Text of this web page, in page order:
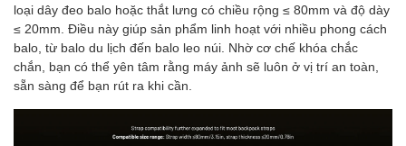
loại dây đeo balo hoặc thắt lưng có chiều rộng ≤ 80mm và độ dày
≤ 20mm. Điều này giúp sản phẩm linh hoạt với nhiều phong cách
balo, từ balo du lịch đến balo leo núi. Nhờ cơ chế khóa chắc
chắn, bạn có thể yên tâm rằng máy ảnh sẽ luôn ở vị trí an toàn,
sẵn sàng để bạn rút ra khi cần.